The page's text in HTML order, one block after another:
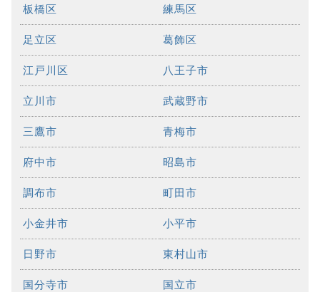
板橋区 練馬区
足立区 葛飾区
江戸川区 八王子市
立川市 武蔵野市
三鷹市 青梅市
府中市 昭島市
調布市 町田市
小金井市 小平市
日野市 東村山市
国分寺市 国立市